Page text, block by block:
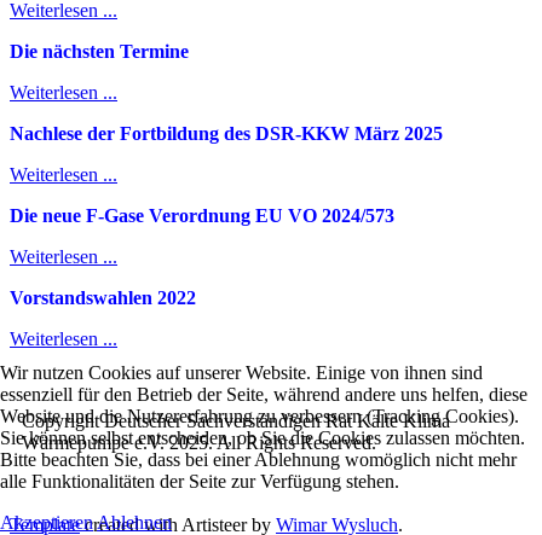
Weiterlesen ...
Die nächsten Termine
Weiterlesen ...
Nachlese der Fortbildung des DSR-KKW März 2025
Weiterlesen ...
Die neue F-Gase Verordnung EU VO 2024/573
Weiterlesen ...
Vorstandswahlen 2022
Weiterlesen ...
Copyright Deutscher Sachverständigen Rat Kälte Klima
Wärmepumpe e.V. 2025. All Rights Reserved.
Templatecreated with Artisteer by Wimar Wysluch.
Wir nutzen Cookies auf unserer Website. Einige von ihnen sind
essenziell für den Betrieb der Seite, während andere uns helfen, diese
Website und die Nutzererfahrung zu verbessern (Tracking Cookies).
Sie können selbst entscheiden, ob Sie die Cookies zulassen möchten.
Bitte beachten Sie, dass bei einer Ablehnung womöglich nicht mehr
alle Funktionalitäten der Seite zur Verfügung stehen.
AkzeptierenAblehnen